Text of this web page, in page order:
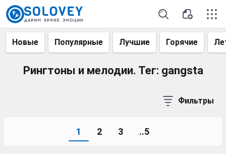
Новые Популярные Лучшие Горячие
Рингтоны и мелодии. Тег: gangsta
Фильтры
1 2 3 ..5